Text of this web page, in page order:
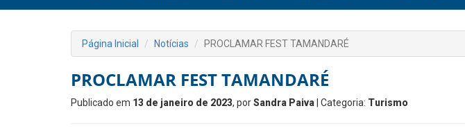
Página Inicial Notícias PROCLAMAR FEST TAMANDARÉ
PROCLAMAR FEST TAMANDARÉ
Publicado em 13 de janeiro de 2023, porSandra Paiva | Categoria: Turismo